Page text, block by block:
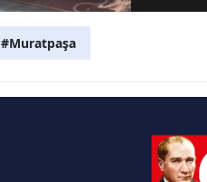
#Muratpaşa